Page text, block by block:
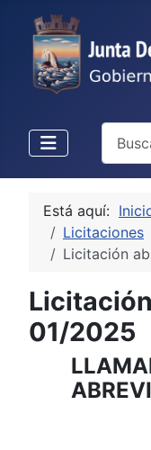
Está aquí:
Licitaciones
Licitación
01/2025